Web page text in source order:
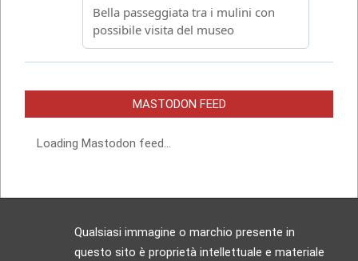
MASTODON FEED
Loading Mastodon feed...
Qualsiasi immagine o marchio presente in
questo sito è proprietà intellettuale e materiale